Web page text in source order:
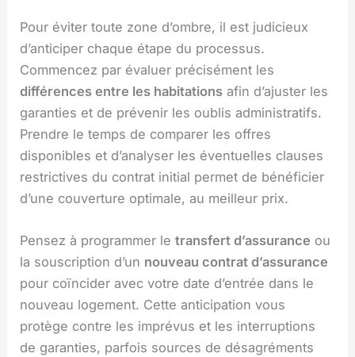
Pour éviter toute zone d’ombre, il est judicieux
d’anticiper chaque étape du processus.
Commencez par évaluer précisément les
différences entre les habitations afin d’ajuster les
garanties et de prévenir les oublis administratifs.
Prendre le temps de comparer les offres
disponibles et d’analyser les éventuelles clauses
restrictives du contrat initial permet de bénéficier
d’une couverture optimale, au meilleur prix.
Pensez à programmer letransfert d’assurance ou
la souscription d’un nouveau contrat d’assurance
pour coïncider avec votre date d’entrée dans le
nouveau logement. Cette anticipation vous
protège contre les imprévus et les interruptions
de garanties, parfois sources de désagréments